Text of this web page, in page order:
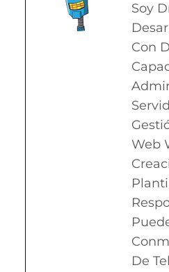
Soy
Con
Web
De